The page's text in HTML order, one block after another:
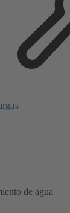
de agua